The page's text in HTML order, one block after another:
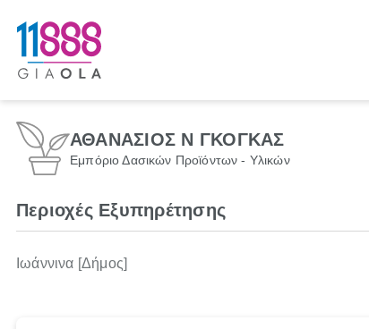
ΑΘΑΝΑΣΙΟΣ Ν ΓΚΟΓΚΑΣ
Εμπόριο Δασικών Προϊόντων - Υλικών
Περιοχές Εξυπηρέτησης
Ιωάννινα [Δήμος]